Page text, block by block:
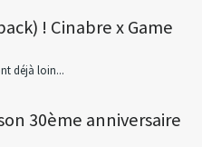
! Cinabre x Game
déjà loin...
30ème anniversaire